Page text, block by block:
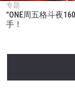
专题
“ONE周五格斗夜
手！